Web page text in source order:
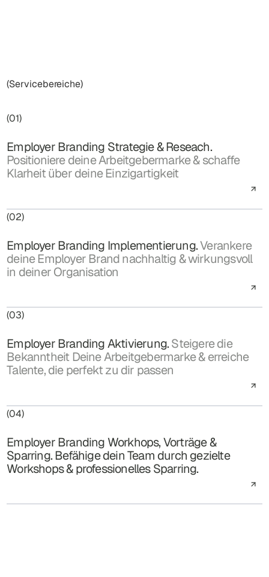
(Servicebereiche)
(01)
Employer Branding Strategie & Reseach.
Positioniere deine Arbeitgebermarke & schaffe
Klarheit über deine Einzigartigkeit
(02)
Employer Branding Implementierung.Verankere
deine Employer Brand nachhaltig & wirkungsvoll
in deiner Organisation
(03)
Employer Branding Aktivierung.Steigere die
Bekanntheit Deine Arbeitgebermarke & erreiche
Talente, die perfekt zu dir passen
(04)
Employer Branding Workhops, Vorträge &
Sparring. Befähige dein Team durch gezielte
Workshops & professionelles Sparring.